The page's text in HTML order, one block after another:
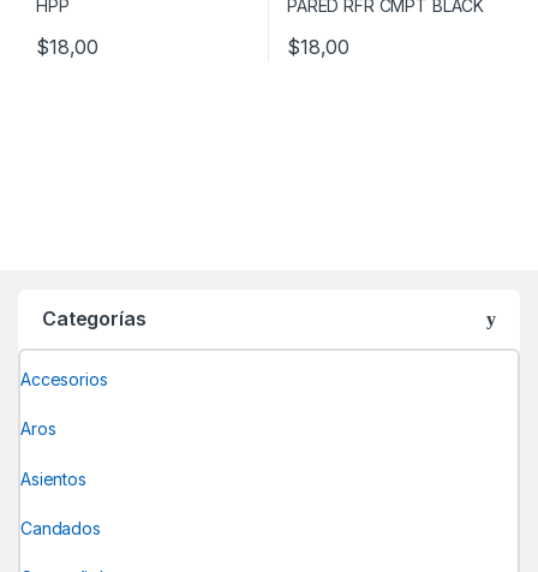
$18,00 $18,00
Categorías
Accesorios
Aros
Asientos
Candados